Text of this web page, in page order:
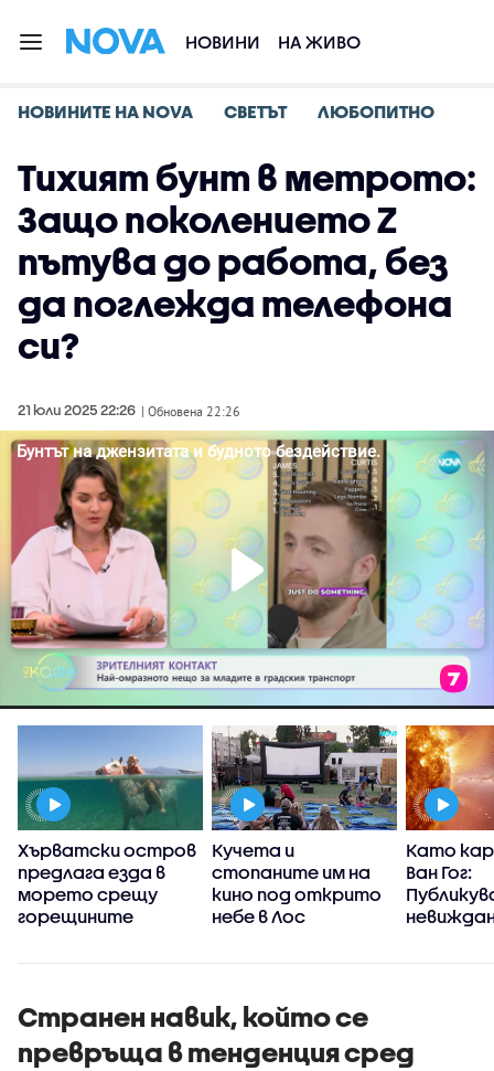
НОВИНИ НА ЖИВО
НОВИНИТЕ НА NOVA СВЕТЪТ ЛЮБОПИТНО
Тихият бунт в метрото:
Защо поколението Z
пътува до работа, без
да поглежда телефона
си?
21 юли 2025 22:26 | Обновена 22:26
Хърватски остров
предлага езда в
морето срещу
горещините
Кучета и
стопаните им на
кино под открито
небе в Лос
Като
Ван Гог:
Странен навик, който се
превръща в тенденция сред